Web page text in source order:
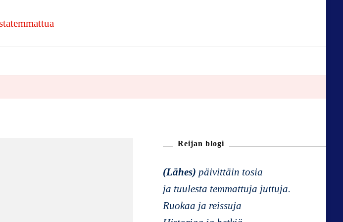
Reijan blogi
(Lähes) päivittäin tosia
ja tuulesta temmattuja juttuja.
Ruokaa ja reissuja